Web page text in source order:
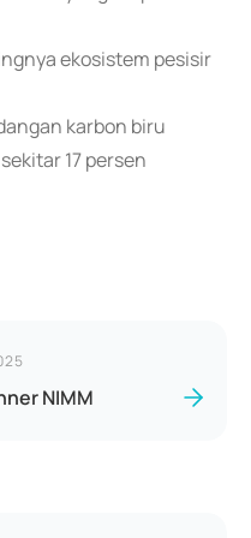
ekosistem pesisir
karbon biru
17 persen
NIMM